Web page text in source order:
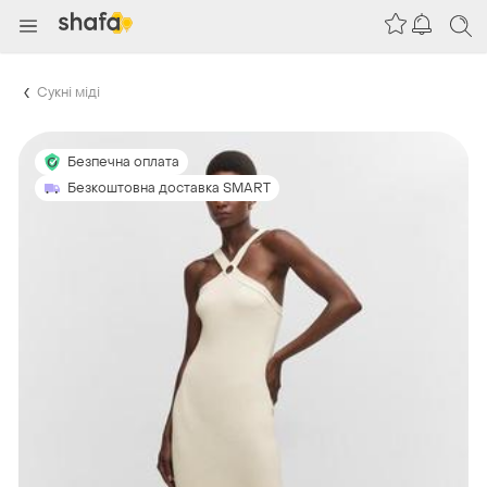
Сукні міді
Безпечна оплата
Безкоштовна доставка SMART